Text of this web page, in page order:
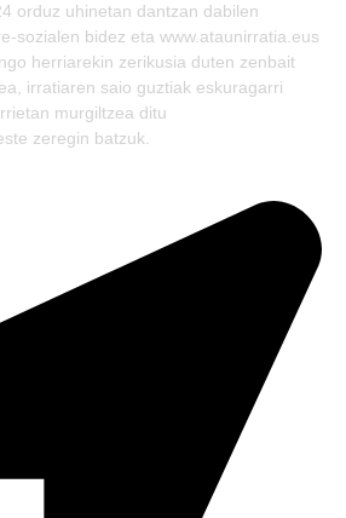
orduz uhinetan dantzan dabilen
sozialen bidez eta www.ataunirratia.eus
herriarekin zerikusia duten zenbait
irratiaren saio guztiak eskuragarri
murgiltzea ditu
zeregin batzuk.